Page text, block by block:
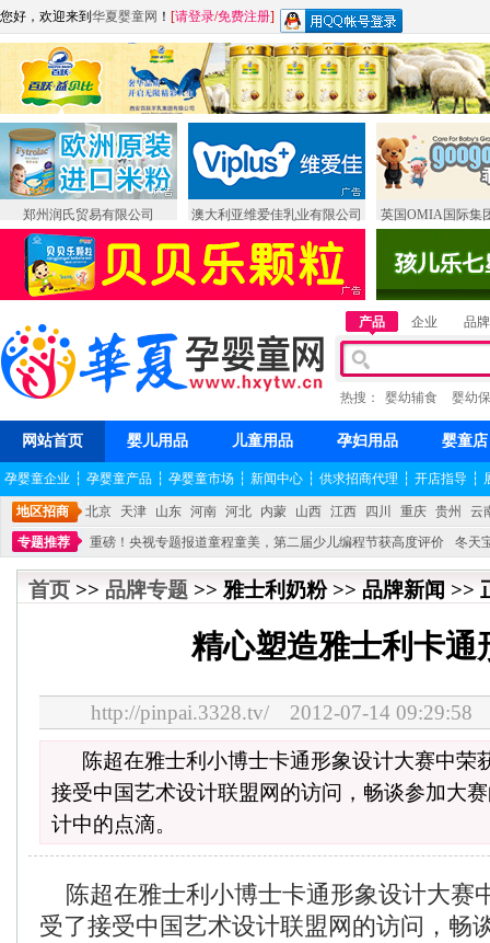
您好，欢迎来到 华夏婴童网 ！ [请登录/免费注册]
郑州润氏贸易有限公司 澳大利亚维爱佳乳业有限公司 英国OMIA国际集
产品 企业 品牌
热搜： 婴幼辅食 婴幼
网站首页 婴儿用品 儿童用品 孕妇用品 婴童店
孕婴童企业 ┆ 孕婴童产品 ┆ 孕婴童市场 ┆ 新闻中心 ┆ 供求招商代理 ┆ 开店指导 ┆
地区招商 北京 天津 山东 河南 河北 内蒙 山西 江西 四川 重庆 贵州
云
专题推荐
重磅！央视专题报道童程童美，第二届少儿编程节获高度评价
冬天
不能再单纯地销售产品,而要向增强服务转型,毕竟母婴产品比较特殊。”
妇幼广场
首页 >> 品牌专题 >> 雅士利奶粉 >> 品牌新闻 >>
精心塑造雅士利卡通
http://pinpai.3328.tv/ 2012-07-14
陈超在雅士利小博士卡通形象设计大赛中荣
接受中国艺术设计联盟网的访问，畅谈参加大
计中的点滴。
陈超在雅士利小博士卡通形象设计大赛
受了接受中国艺术设计联盟网的访问，畅